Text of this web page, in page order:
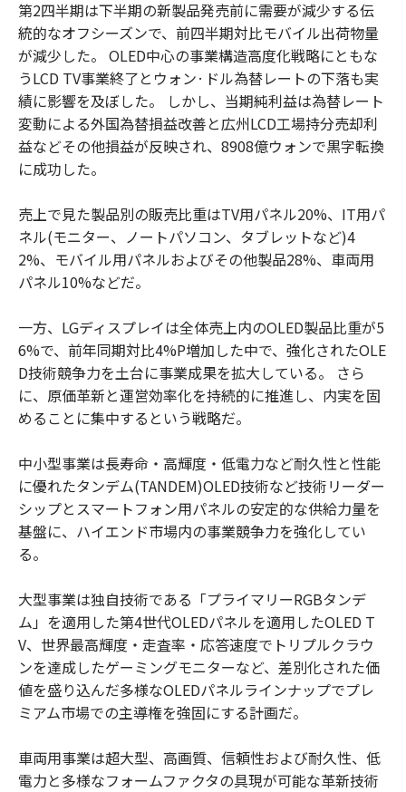
第2四半期は下半期の新製品発売前に需要が減少する伝
統的なオフシーズンで、前四半期対比モバイル出荷物量
が減少した。 OLED中心の事業構造高度化戦略にともな
うLCD TV事業終了とウォン·ドル為替レートの下落も実
績に影響を及ぼした。 しかし、当期純利益は為替レート
変動による外国為替損益改善と広州LCD工場持分売却利
益などその他損益が反映され、8908億ウォンで黒字転換
に成功した。
売上で見た製品別の販売比重はTV用パネル20%、IT用パ
ネル(モニター、ノートパソコン、タブレットなど)4
2%、モバイル用パネルおよびその他製品28%、車両用
パネル10%などだ。
一方、LGディスプレイは全体売上内のOLED製品比重が5
6%で、前年同期対比4%P増加した中で、強化されたOLE
D技術競争力を土台に事業成果を拡大している。 さら
に、原価革新と運営効率化を持続的に推進し、内実を固
めることに集中するという戦略だ。
中小型事業は長寿命・高輝度・低電力など耐久性と性能
に優れたタンデム(TANDEM)OLED技術など技術リーダー
シップとスマートフォン用パネルの安定的な供給力量を
基盤に、ハイエンド市場内の事業競争力を強化してい
る。
大型事業は独自技術である「プライマリーRGBタンデ
ム」を適用した第4世代OLEDパネルを適用したOLED T
V、世界最高輝度・走査率・応答速度でトリプルクラウ
ンを達成したゲーミングモニターなど、差別化された価
値を盛り込んだ多様なOLEDパネルラインナップでプレ
ミアム市場での主導権を強固にする計画だ。
車両用事業は超大型、高画質、信頼性および耐久性、低
電力と多様なフォームファクタの具現が可能な革新技術